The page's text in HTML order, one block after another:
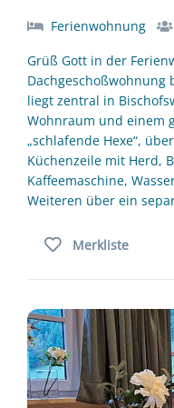
Ferienwohnung
Grüß Gott in der
Dachgeschoßwohnung
liegt zentral in
Wohnraum und einem
„schlafende Hexe“,
Küchenzeile mit Herd,
Kaffeemaschine,
Weiteren über ein
Merkliste